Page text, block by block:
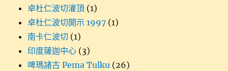
卓杜仁波切灌頂 (1)
卓杜仁波切開示 1997 (1)
南卡仁波切 (1)
印度薩迦中心 (3)
啤瑪諸古 Pema Tulku (26)